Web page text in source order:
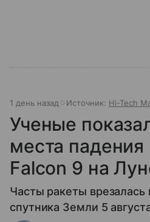
1 день назад Источник: Hi-Tech
Ученые
места падения
Falcon 9 на
Часты ракеты врезалась
спутника Земли 5